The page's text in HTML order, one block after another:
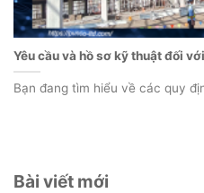
Bài viết mới
Yêu cầu và hồ sơ kỹ thuật đối
Bạn đang tìm hiểu về các quy